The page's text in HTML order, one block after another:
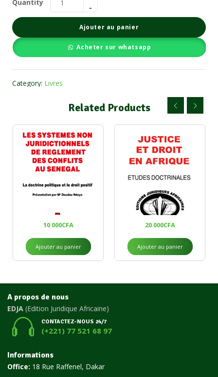
Quantity
Ajouter au panier
Acheter sur whatsapp
Category: Livres
Related Products
10 000CFA
Ajouter au panier
20 000CFA
Ajouter au panier
A propos de nous
EDJA (Edition Juridique Africaine)
CONTACTEZ-NOUS 24/7
(+221) 77 521 68 97
Informations
Office: 18 Rue Raffenel, Dakar